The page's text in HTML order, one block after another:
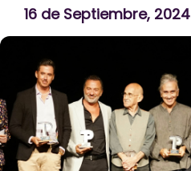
16 de Septiembre, 2024